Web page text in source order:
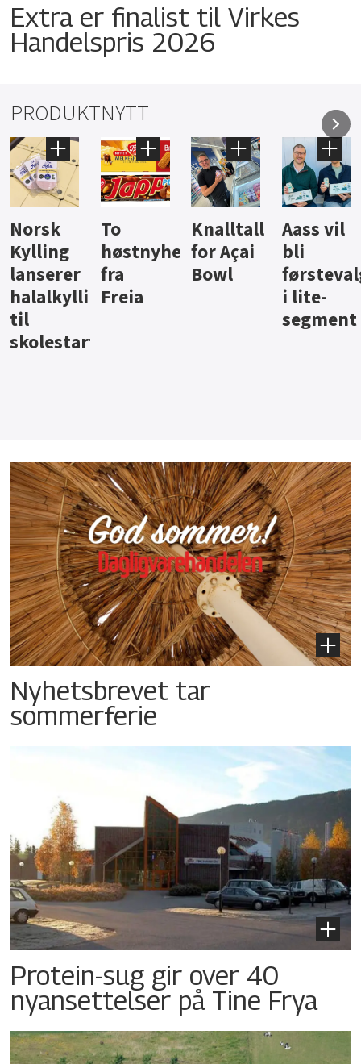
Extra er finalist til Virkes
Handelspris 2026
PRODUKTNYTT
To
høstnyheter
fra
Freia
Knalltall
for Açai
Bowl
Aass vil
bli
førstevalg
Brus og
jus fra
Nyhetsbrevet tar
sommerferie
Protein-sug gir over 40
nyansettelser på Tine Frya